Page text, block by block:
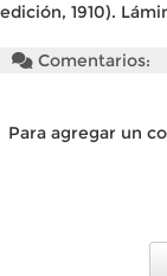
edición, 1910).
Comentarios:
Para agregar un